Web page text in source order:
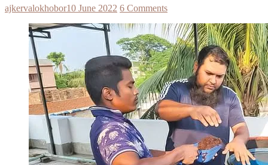
ajkervalokhobor10 June 2022 6 Comments